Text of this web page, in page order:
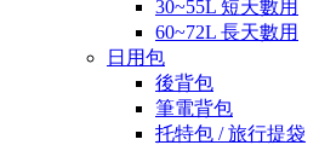
30~55L 短天數用
60~72L 長天數用
日用包
後背包
筆電背包
托特包 / 旅行提袋